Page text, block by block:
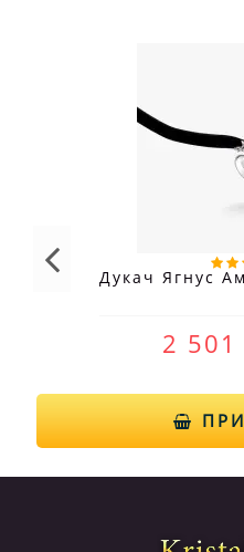
Дукач Ягнус
2 501